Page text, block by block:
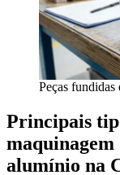
Peças
Principais
maquinagem
alumínio na